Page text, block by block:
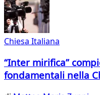
Chiesa Italiana
“Inter mirifica”
fondamentali nella